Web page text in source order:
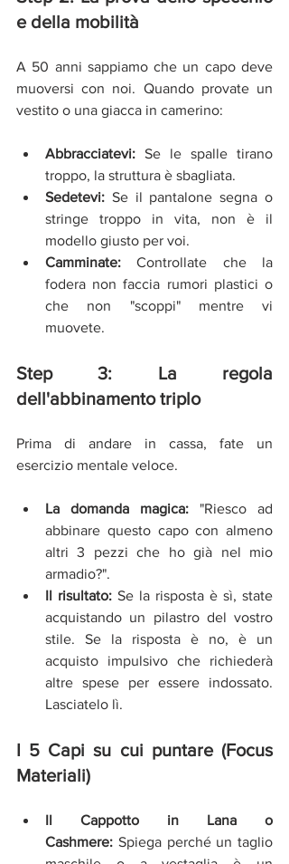
e della mobilità
A 50 anni sappiamo che un capo deve
muoversi con noi. Quando provate un
vestito o una giacca in camerino:
Abbracciatevi: Se le spalle tirano
troppo, la struttura è sbagliata.
Sedetevi: Se il pantalone segna o
stringe troppo in vita, non è il
modello giusto per voi.
Camminate: Controllate che la
fodera non faccia rumori plastici o
che non "scoppi" mentre vi
muovete.
Step 3: La regola
dell'abbinamento triplo
Prima di andare in cassa, fate un
esercizio mentale veloce.
La domanda magica: "Riesco ad
abbinare questo capo con almeno
altri 3 pezzi che ho già nel mio
armadio?".
Il risultato: Se la risposta è sì, state
acquistando un pilastro del vostro
stile. Se la risposta è no, è un
acquisto impulsivo che richiederà
altre spese per essere indossato.
Lasciatelo lì.
I 5 Capi su cui puntare (Focus
Materiali)
Il Cappotto in Lana o
Cashmere: Spiega perché un taglio